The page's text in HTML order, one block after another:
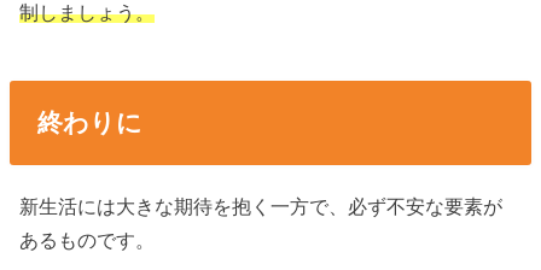
制しましょう。
終わりに
新生活には大きな期待を抱く一方で、必ず不安な要素が
あるものです。